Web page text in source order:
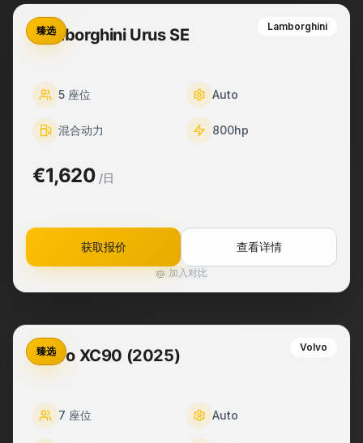
臻选 Lamborghini
Lamborghini Urus SE
5 座位 Auto
混合动力 800hp
€1,620 /日
获取报价 查看详情
加入对比
臻选 Volvo
Volvo XC90 (2025)
7 座位 Auto